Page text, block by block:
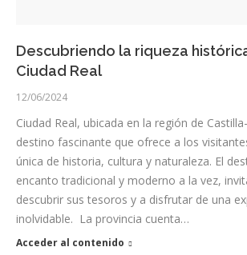
Descubriendo la riqueza
Ciudad Real
12/06/2024
Ciudad Real, ubicada en la región de
destino fascinante que ofrece a los
única de historia, cultura y naturaleza. El
encanto tradicional y moderno a la vez,
descubrir sus tesoros y a disfrutar de una
inolvidable. La provincia cuenta…
Acceder al contenido